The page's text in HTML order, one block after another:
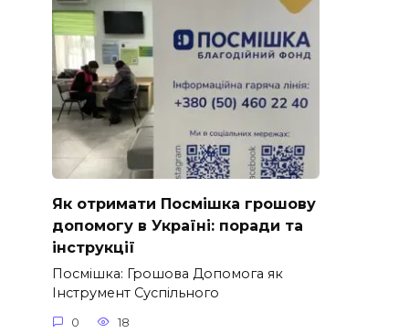
Як отримати Посмішка грошову
допомогу в Україні: поради та
інструкції
Посмішка: Грошова Допомога як
Інструмент Суспільного
0 18